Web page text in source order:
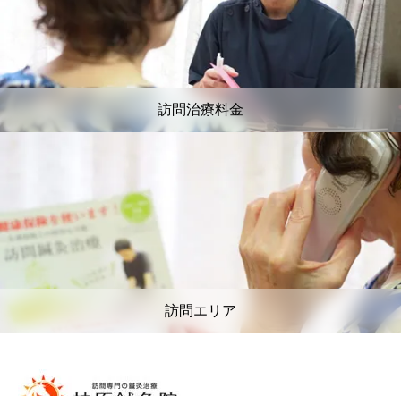
訪問治療料金
訪問エリア